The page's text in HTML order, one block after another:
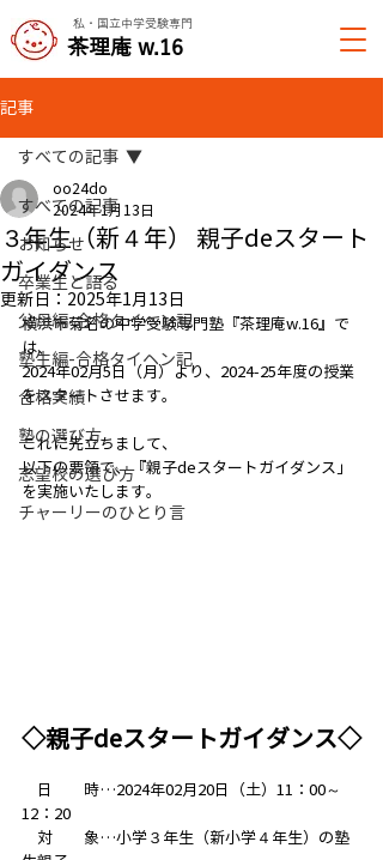
私・国立中学受験専門
​茶理庵 w.16
記事
すべての記事
お知らせ
卒業生と語る
父母編-合格タイヘン記
塾生編-合格タイヘン記
合格実績
塾の選び方
志望校の選び方
チャーリーのひとり言
すべての記事
３年生（新４年） 親子deスタート
ガイダンス
oo24do
2024年1月13日
更新日： 2025年1月13日
横浜市菊名の中学受験専門塾『茶理庵w.16』で
は、
2024年02月5日（月）より、2024-25年度の授業
をスタートさせます。
これに先立ちまして、
以下の要領で、『親子deスタートガイダンス」
を実施いたします。
◇親子deスタートガイダンス◇
日　　時…2024年02月20日（土）11：00～
12：20
対　　象…小学３年生（新小学４年生）の塾